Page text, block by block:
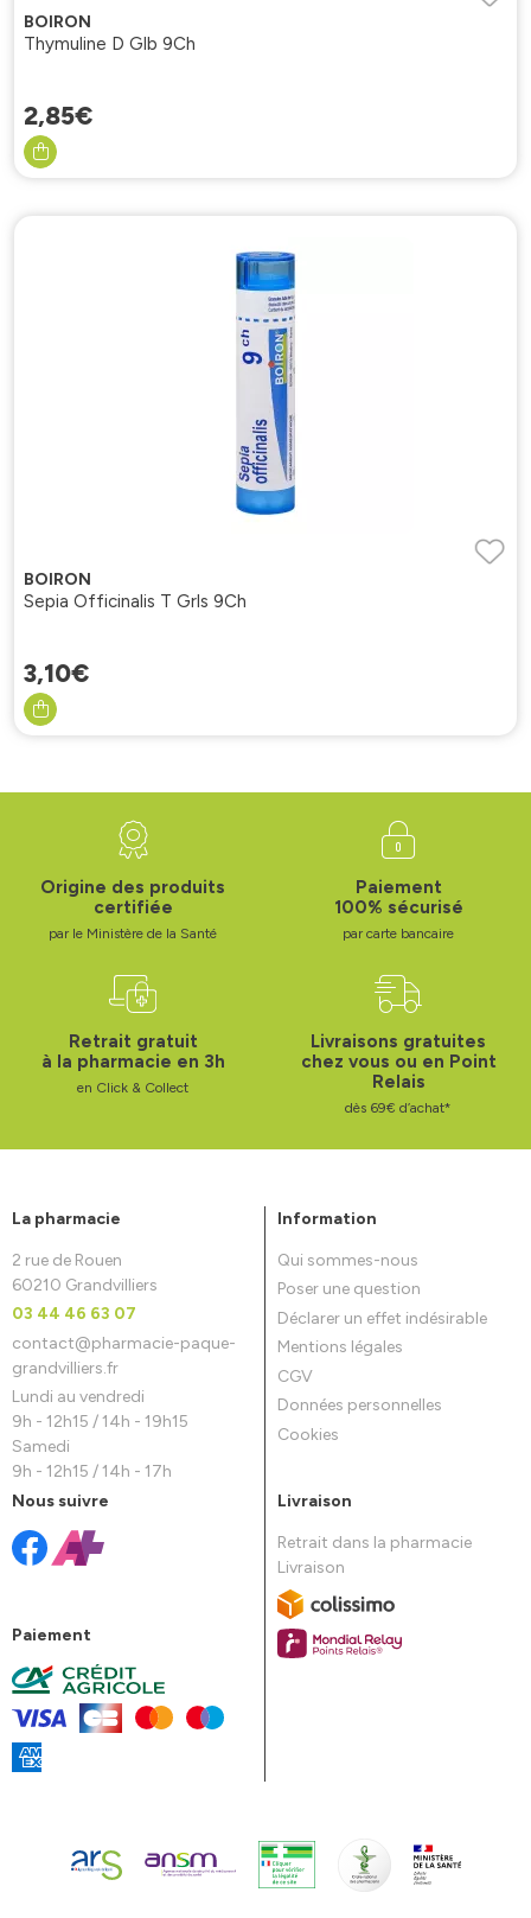
BOIRON
Thymuline D Glb 9Ch
2,85€
BOIRON
Sepia Officinalis T Grls 9Ch
3,10€
Origine des produits
certifiée
par le Ministère de la Santé
Paiement
100% sécurisé
par carte bancaire
Retrait gratuit
à la pharmacie en 3h
en Click & Collect
Livraisons gratuites
chez vous ou en Point
Relais
dès 69€ d’achat*
La pharmacie
2 rue de Rouen
60210 Grandvilliers
03 44 46 63 07
contact@pharmacie-paque-
grandvilliers.fr
Lundi au vendredi
9h - 12h15 / 14h - 19h15
Samedi
9h - 12h15 / 14h - 17h
Information
Qui sommes-nous
Poser une question
Déclarer un effet indésirable
Mentions légales
CGV
Données personnelles
Cookies
Nous suivre
Paiement
Livraison
Retrait dans la pharmacie
Livraison